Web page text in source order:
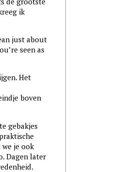
ik
just about
seen as
Het
boven
gebakjes
we je ook
Dagen later